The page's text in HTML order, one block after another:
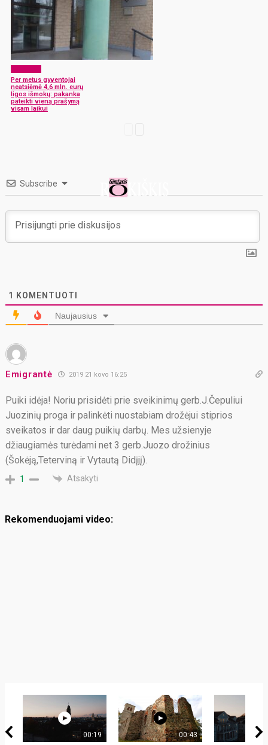
Per metus gyventojai
neatsiėmė 4,6 mln. eurų
ligos išmokų: pakanka
pateikti vieną prašymą
visam laikui
Subscribe
1 KOMENTUOTI
Naujausius
Emigrantė 2019 21 kovo 16:25
Puiki idėja! Noriu prisidėti prie sveikinimų gerb.J.Čepuliui
Juozinių proga ir palinkėti nuostabiam drožėjui stiprios
sveikatos ir dar daug puikių darbų. Mes užsienyje
džiaugiamės turėdami net 3 gerb.Juozo drožinius
(Šokėją,Teterviną ir Vytautą Didįjį).
1 Atsakyti
Rekomenduojami video:
00:19 00:43